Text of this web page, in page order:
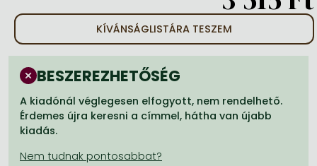
One-Punch Man manga
KÍVÁNSÁGLISTÁRA TESZEM
BESZEREZHETŐSÉG
A kiadónál véglegesen elfogyott, nem rendelhető.
Érdemes újra keresni a címmel, hátha van újabb
kiadás.